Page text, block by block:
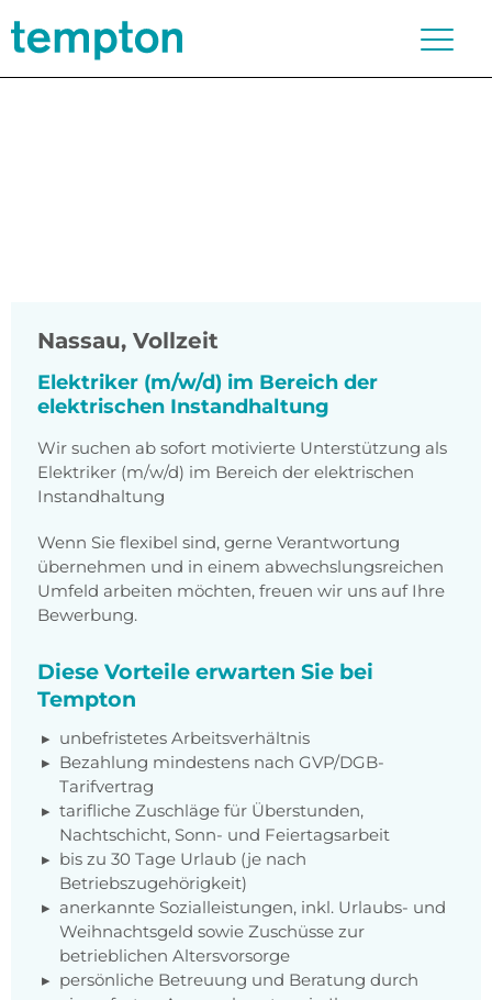
Nassau, Vollzeit
Elektriker (m/w/d) im Bereich der
elektrischen Instandhaltung
Wir suchen ab sofort motivierte Unterstützung als
Elektriker (m/w/d) im Bereich der elektrischen
Instandhaltung
Wenn Sie flexibel sind, gerne Verantwortung
übernehmen und in einem abwechslungsreichen
Umfeld arbeiten möchten, freuen wir uns auf Ihre
Bewerbung.
Diese Vorteile erwarten Sie bei
Tempton
unbefristetes Arbeitsverhältnis
Bezahlung mindestens nach GVP/DGB-
Tarifvertrag
tarifliche Zuschläge für Überstunden,
Nachtschicht, Sonn- und Feiertagsarbeit
bis zu 30 Tage Urlaub (je nach
Betriebszugehörigkeit)
anerkannte Sozialleistungen, inkl. Urlaubs- und
Weihnachtsgeld sowie Zuschüsse zur
betrieblichen Altersvorsorge
persönliche Betreuung und Beratung durch